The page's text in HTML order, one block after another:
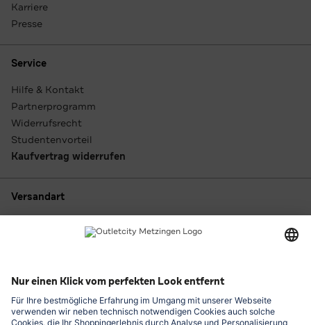
Karriere
Presse
Service
Hilfe & Kontakt
Partnerprogramm
Widerrufsrecht
Studentenvorteil
Kaufvertrag widerrufen
Versandart